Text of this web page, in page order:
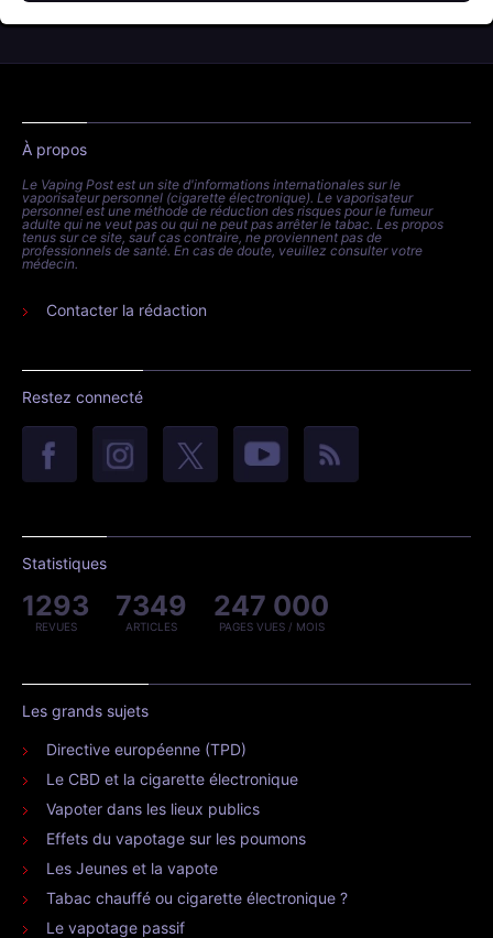
À propos
Le Vaping Post est un site d'informations internationales sur le
vaporisateur personnel (cigarette électronique). Le vaporisateur
personnel est une méthode de réduction des risques pour le fumeur
adulte qui ne veut pas ou qui ne peut pas arrêter le tabac. Les propos
tenus sur ce site, sauf cas contraire, ne proviennent pas de
professionnels de santé. En cas de doute, veuillez consulter votre
médecin.
Contacter la rédaction
Restez connecté
Statistiques
1293
REVUES
7349
ARTICLES
247 000
PAGES VUES / MOIS
Les grands sujets
Directive européenne (TPD)
Le CBD et la cigarette électronique
Vapoter dans les lieux publics
Effets du vapotage sur les poumons
Les Jeunes et la vapote
Tabac chauffé ou cigarette électronique ?
Le vapotage passif